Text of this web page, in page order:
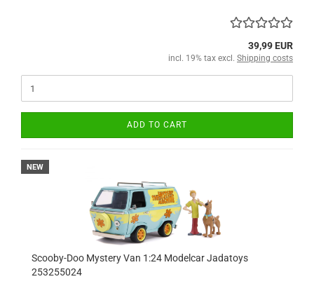
39,99 EUR
incl. 19% tax excl. Shipping costs
ADD TO CART
NEW
Scooby-Doo Mystery Van 1:24 Modelcar Jadatoys
253255024